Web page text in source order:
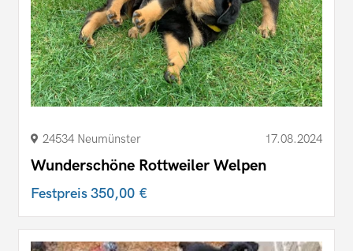
24534 Neumünster 17.08.2024
Wunderschöne Rottweiler Welpen
Festpreis350,00 €